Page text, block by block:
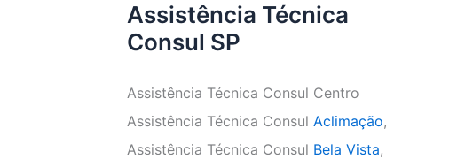
Assistência Técnica
Consul SP
Assistência Técnica Consul Centro
Assistência Técnica Consul Aclimação,
Assistência Técnica Consul Bela Vista,